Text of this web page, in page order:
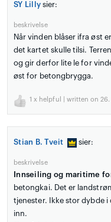
SY Lilly sier:
beskrivelse
Når vinden blåser ifra øst
det kartet skulle tilsi.
og gir derfor lite le for
øst for betongbrygga.
1 x helpful | written on 26.
Stian B. Tveit sier:
beskrivelse
Innseiling og maritime
betongkai. Det er
tjenester. Ikke stor dybde
inn.